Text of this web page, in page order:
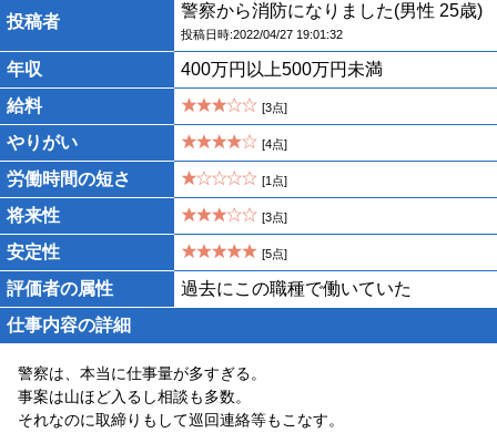
投稿者
警察から消防になりました(男性 25歳)
投稿日時:2022/04/27 19:01:32
年収
400万円以上500万円未満
給料
[3点]
やりがい [4点]
労働時間の短さ [1点]
将来性 [3点]
安定性 [5点]
評価者の属性
過去にこの職種で働いていた
仕事内容の詳細
警察は、本当に仕事量が多すぎる。
事案は山ほど入るし相談も多数。
それなのに取締りもして巡回連絡等もこなす。